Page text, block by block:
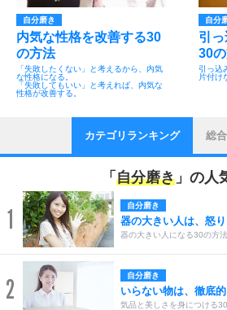
自分磨き
内気な性格を改善する30
の方法
「失敗したくない」と考えるから、内気
な性格になる。
「失敗してもいい」と考えれば、内気な
性格が改善する。
自分
引
30
引っ込
片付け
カテゴリランキング 総
「 自分磨き 」の人
1 自分磨き
器の大きい人は、怒
器の大きい人になる30の方法
2 自分磨き
いらない物は、徹底的
気品と美しさを身につける